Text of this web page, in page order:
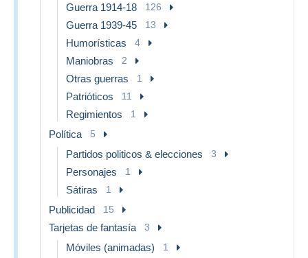
Guerra 1914-18 126
Guerra 1939-45 13
Humorísticas 4
Maniobras 2
Otras guerras 1
Patrióticos 11
Regimientos 1
Política 5
Partidos politicos & elecciones 3
Personajes 1
Sátiras 1
Publicidad 15
Tarjetas de fantasía 3
Móviles (animadas) 1